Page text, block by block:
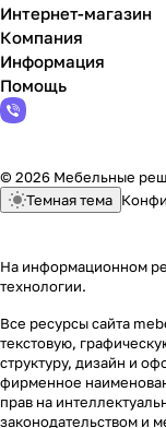
Интернет-магазин
Компания
Информация
Помощь
© 2026 Мебельные
Темная тема
На информационном
технологии.
Все ресурсы сайта
текстовую,
структуру, дизайн и
фирменное
прав на
законодательством и